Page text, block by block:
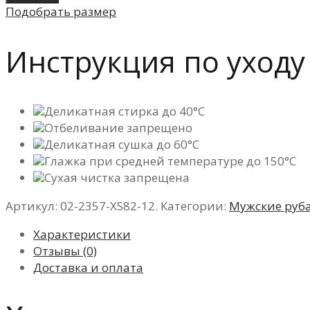
Подобрать размер
Инструкция по уходу
Деликатная стирка до 40°C
Отбеливание запрещено
Деликатная сушка до 60°C
Глажка при средней температуре до 150°C
Сухая чистка запрещена
Артикул: 02-2357-XS82-12. Категории: Мужские
Характеристики
Отзывы (0)
Доставка и оплата